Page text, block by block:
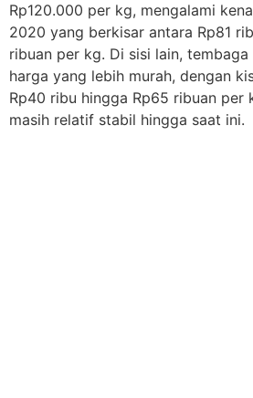
Rp120.000 per kg, mengalami
2020 yang berkisar antara Rp81
ribuan per kg. Di sisi lain,
harga yang lebih murah, dengan
Rp40 ribu hingga Rp65 ribuan per
masih relatif stabil hingga saat ini.